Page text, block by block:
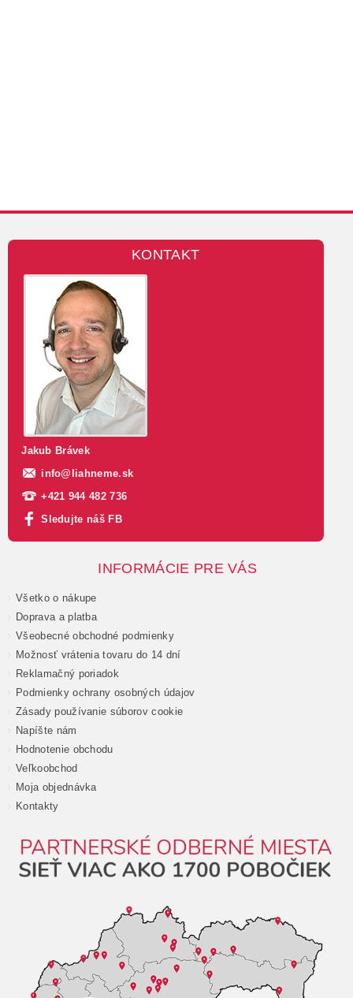
KONTAKT
Jakub Brávek
info@ liahneme.sk
+421 944 482 736
Sledujte náš FB
INFORMÁCIE PRE VÁS
Všetko o nákupe
Doprava a platba
Všeobecné obchodné podmienky
Možnosť vrátenia tovaru do 14 dní
Reklamačný poriadok
Podmienky ochrany osobných údajov
Zásady používanie súborov cookie
Napíšte nám
Hodnotenie obchodu
Veľkoobchod
Moja objednávka
Kontakty